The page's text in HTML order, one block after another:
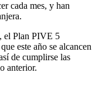
cada mes, y han
el Plan PIVE 5
este año se alcancen
de cumplirse las
anterior.